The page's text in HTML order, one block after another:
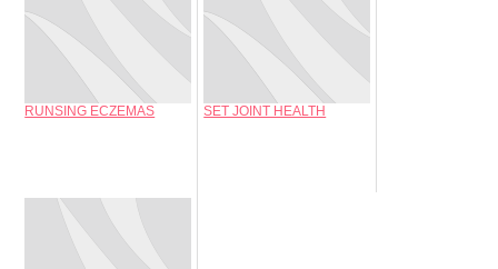
RUNSING ECZEMAS SET JOINT HEALTH